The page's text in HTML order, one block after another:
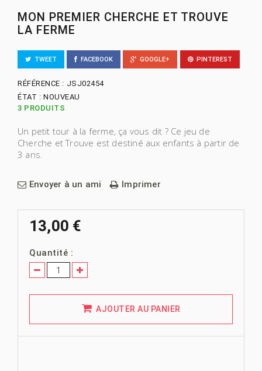
MON PREMIER CHERCHE ET TROUVE
LA FERME
TWEET FACEBOOK GOOGLE+ PINTEREST
RÉFÉRENCE : JSJ02454
ÉTAT : NOUVEAU
3 PRODUITS
Un petit tour à la ferme, ça vous dit ? Ce jeu de
Cherche et Trouve est destiné aux enfants à partir de
3 ans.
Envoyer à un ami Imprimer
13,00 €
Quantité :
AJOUTER AU PANIER